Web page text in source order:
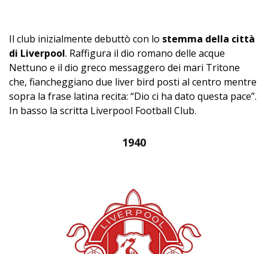
Il club inizialmente debuttò con lo stemma della città
di Liverpool. Raffigura il dio romano delle acque
Nettuno e il dio greco messaggero dei mari Tritone
che, fiancheggiano due liver bird posti al centro mentre
sopra la frase latina recita: “Dio ci ha dato questa pace”.
In basso la scritta Liverpool Football Club.
1940